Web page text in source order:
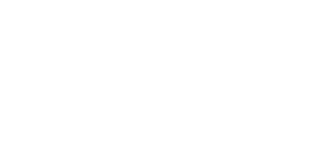
조용할 날이 없는 업계에서 어떻게든
더듬게 된다. 게임이 문화적 지배력을
했던 초창기 시절부터 오늘날 문화의
흥망성쇠를 거듭한 현장에 40년을 바
업 전반의 역사와 더불어 게임 디자인
시각을 들여다 볼 수 있다.